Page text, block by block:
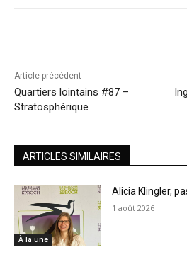
Article précédent
Quartiers lointains #87 –
Stratosphérique
ARTICLES SIMILAIRES
À la une
Alicia Klingler,
1 août 2026